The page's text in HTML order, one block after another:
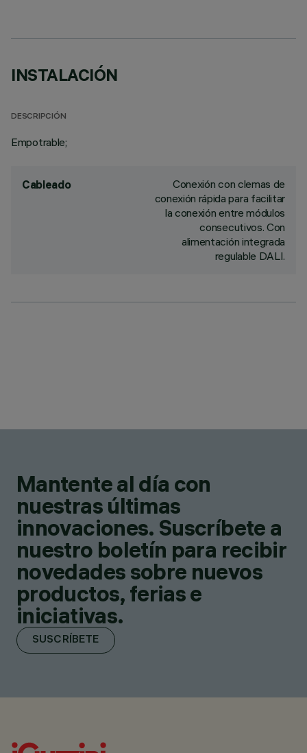
INSTALACIÓN
DESCRIPCIÓN
Empotrable;
Cableado
Conexión con clemas de
conexión rápida para facilitar
la conexión entre módulos
consecutivos. Con
alimentación integrada
regulable DALI.
Mantente al día con
nuestras últimas
innovaciones. Suscríbete a
nuestro boletín para recibir
novedades sobre nuevos
productos, ferias e
iniciativas.
SUSCRÍBETE